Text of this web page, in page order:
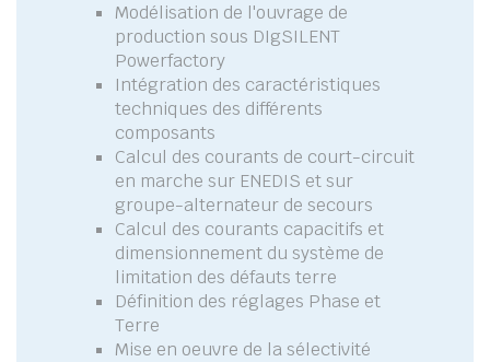
Modélisation de l'ouvrage de
production sous DIgSILENT
Powerfactory
Intégration des caractéristiques
techniques des différents
composants
Calcul des courants de court-circuit
en marche sur ENEDIS et sur
groupe-alternateur de secours
Calcul des courants capacitifs et
dimensionnement du système de
limitation des défauts terre
Définition des réglages Phase et
Terre
Mise en oeuvre de la sélectivité